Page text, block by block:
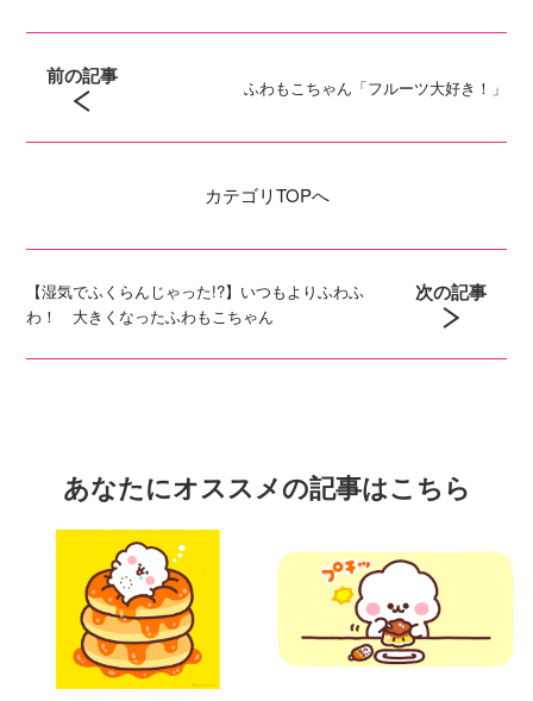
前の記事 ふわもこちゃん「フルーツ大好き！」
カテゴリTOPへ
【湿気でふくらんじゃった!?】いつもよりふわふ
わ！ 大きくなったふわもこちゃん
次の記事
あなたにオススメの記事はこちら